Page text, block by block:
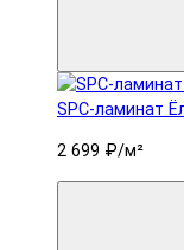
SPC-ламинат
2 699 ₽/м²